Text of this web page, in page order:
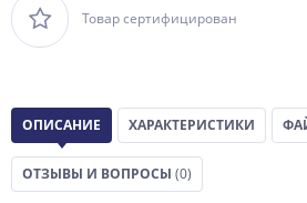
Товар сертифицирован
ОПИСАНИЕ ХАРАКТЕРИСТИКИ
ОТЗЫВЫ И ВОПРОСЫ (0)